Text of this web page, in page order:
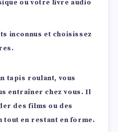
ou votre livre audio
inconnus et choisissez
tapis roulant, vous
entraîner chez vous. Il
des films ou des
tout en restant en forme.